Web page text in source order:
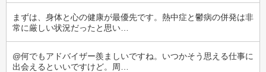
まずは、身体と心の健康が最優先です。熱中症と鬱病の併発は非
常に厳しい状況だったと思い…
@何でもアドバイザー羨ましいですね。いつかそう思える仕事に
出会えるといいですけど。周…